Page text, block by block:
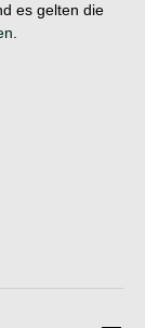
es gelten die